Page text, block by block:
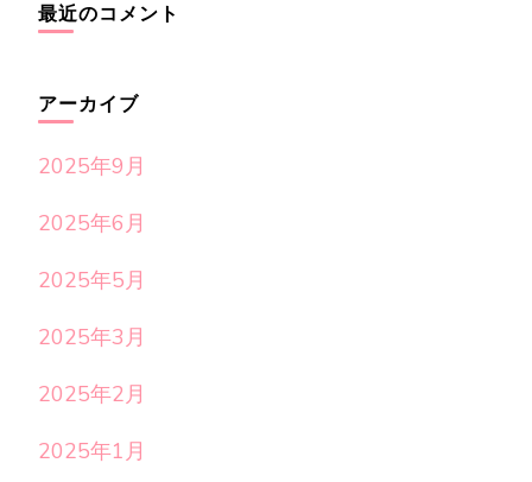
最近のコメント
アーカイブ
2025年9月
2025年6月
2025年5月
2025年3月
2025年2月
2025年1月